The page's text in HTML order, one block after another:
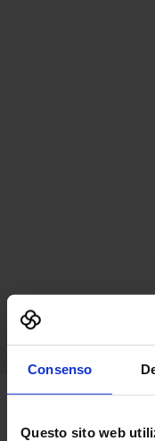
Consenso
Questo sito web